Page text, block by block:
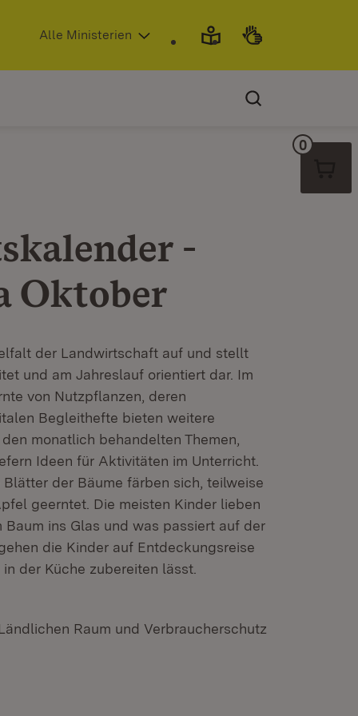
(Öffnet in neuem Fenster)
Alle Ministerien
-
Oktober
der Landwirtschaft auf und stellt
und am Jahreslauf orientiert dar. Im
von Nutzpflanzen, deren
Begleithefte bieten weitere
monatlich behandelten Themen,
Ideen für Aktivitäten im Unterricht.
der Bäume färben sich, teilweise
geerntet. Die meisten Kinder lieben
ins Glas und was passiert auf der
die Kinder auf Entdeckungsreise
der Küche zubereiten lässt.
Raum und Verbraucherschutz
0